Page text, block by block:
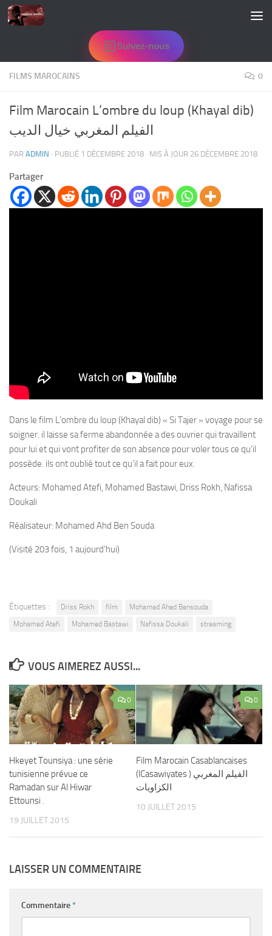
Skip to content
Suivez-nous
FILMS MAROCAINS 0
Film Marocain L’ombre du loup (Khayal dib)
الفيلم المغربي خيال الديب
PAR ADMIN · PUBLIÉ 1 DÉCEMBRE 2018 · MIS À JOUR 26 DÉCEMBRE 2018
Partager
Dans le film L’ombre du loup (Khayal dib) « Si Tajer » voyage pour se
soigner. il laisse sa ferme abandonnée a des ouvrier qui travaillent
pour lui et qui vont profiter de son absence pour voler tous ce qu’il
possède. ils ont oublié tout ce qu’il a fait pour eux.
Acteurs: Mohamed Atefi, Mohamed Bastawi, Driss Rokh, Nafissa
Doukali
Réalisateur: Mohamed Ahd Ben Souda
(Visité 203 fois, 1 aujourd'hui)
Étiquettes : Driss Rokh film
Mohamed Ahed Bensouda
Mohamed Atefi
Mohamed Bastawi Nafissa Doukali streaming
VOUS AIMEREZ AUSSI...
0
Hkeyet Tounsiya : une série
tunisienne prévue ce
Ramadan sur Al Hiwar
Ettounsi .
19 JUILLET 2015
0
Film Marocain Casablancaises
(lCasawiyates ) الفيلم المغربي
الكزاويات
10 JUILLET 2015
LAISSER UN COMMENTAIRE
Commentaire*